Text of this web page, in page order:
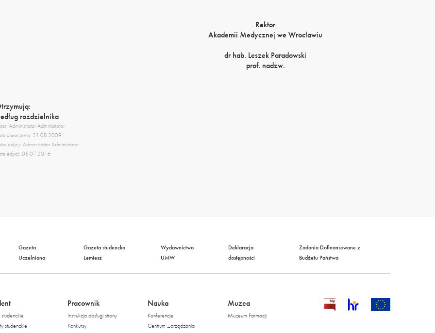
Rektor
Akademii Medycznej we Wrocławiu
dr hab. Leszek Paradowski
prof. nadzw.
rozdzielnika
Administrator Administrator
utworzenia: 21.08.2009
edycji: Administrator Administrator
edycji: 05.07.2016
Gazeta
Uczelniana
Gazeta studencka
Lemiesz
Wydawnictwo
UMW
Deklaracja
dostępności
Zadania Dofinansowane z
Budżetu Państwa
studenckie
Pracownik
Instrukcja obsługi strony
Konkursy
Nauka
Konferencje
Centrum Zarządzania
Muzea
Muzeum Farmacji